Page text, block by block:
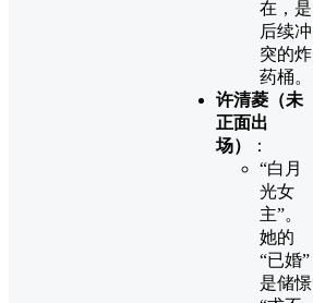
在，是
后续冲
突的炸
药桶。
许清菱（未
正面出
场）
：
“白月
光女
主”。
她的
“已婚”
是储憬